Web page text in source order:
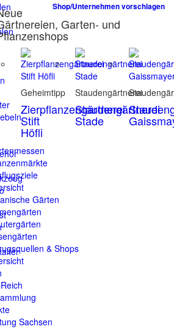
Shop/Unternehmen vorschlagen
Garten- und
Geheimtipp
Zierpflanzengärtnerei
Stift
Höfli
Staudengärtnerei
Staudengärtnerei
Stade
Gärten
& Shops
Sachsen